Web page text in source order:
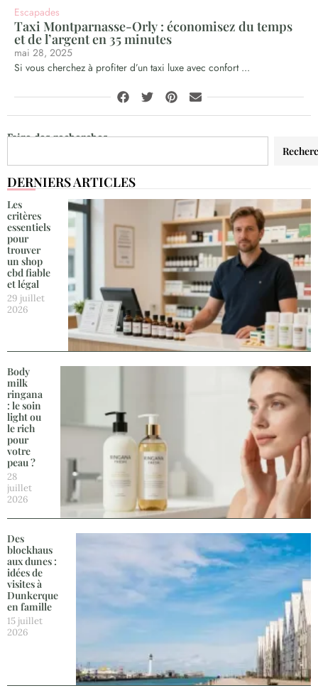
Faire des recherches
DERNIERS ARTICLES
Les
critères
essentiels
pour
trouver
un shop
cbd fiable
et légal
29 juillet
2026
Body
milk
ringana
: le soin
light ou
le rich
pour
votre
peau ?
28
juillet
2026
Des
blockhaus
aux dunes :
idées de
visites à
Dunkerque
en famille
15 juillet
2026
Escapades
Taxi Montparnasse-Orly : économisez du temps
et de l’argent en 35 minutes
mai 28, 2025
Si vous cherchez à profiter d’un taxi luxe avec confort ...